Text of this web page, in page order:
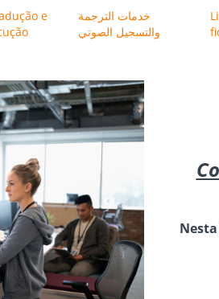
e
خدمات الترجمة
والتسجيل الصوتي